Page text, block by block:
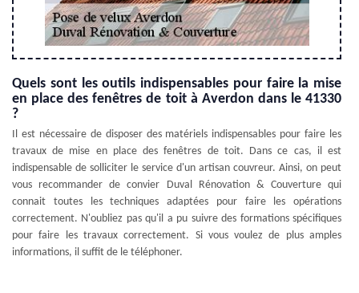
Quels sont les outils indispensables pour faire la mise
en place des fenêtres de toit à Averdon dans le 41330
?
Il est nécessaire de disposer des matériels indispensables pour faire les
travaux de mise en place des fenêtres de toit. Dans ce cas, il est
indispensable de solliciter le service d'un artisan couvreur. Ainsi, on peut
vous recommander de convier Duval Rénovation & Couverture qui
connait toutes les techniques adaptées pour faire les opérations
correctement. N'oubliez pas qu'il a pu suivre des formations spécifiques
pour faire les travaux correctement. Si vous voulez de plus amples
informations, il suffit de le téléphoner.